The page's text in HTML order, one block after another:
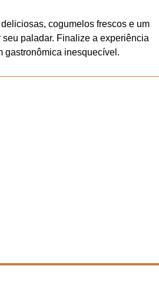
cogumelos frescos e um
paladar. Finalize a experiência
gastronômica inesquecível.